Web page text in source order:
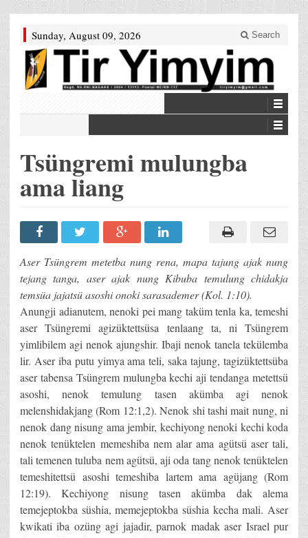
Sunday, August 09, 2026 Search
Tsüngremi mulungba
ama liang
Aser Tsüngrem metetba nung rena, mapa tajung ajak nung
tejang tanga, aser ajak nung Kibuba temulung chidakja
temsüa jajatsü asoshi onoki sarasademer (Kol. 1:10).
Anungji adianutem, nenoki pei mang taküm tenla ka, temeshi
aser Tsüngremi agizüktettsüsa tenlaang ta, ni Tsüngrem
yimlibilem agi nenok ajungshir. Ibaji nenok tanela tekülemba
lir. Aser iba putu yimya ama teli, saka tajung, tagizüktettsüba
aser tabensa Tsüngrem mulungba kechi aji tendanga metettsü
asoshi, nenok temulung tasen akümba agi nenok
melenshidakjang (Rom 12:1,2). Nenok shi tashi mait nung, ni
nenok dang nisung ama jembir, kechiyong nenoki kechi koda
nenok tenüktelen memeshiba nem alar ama agütsü aser tali,
tali temenen tuluba nem agütsü, aji oda tang nenok tenüktelen
temeshitettsü asoshi temeshiba lartem ama agüjang (Rom
12:19). Kechiyong nisung tasen akümba dak alema
temejeptokba süshia, memejeptokba süshia kecha mali. Aser
kwikati iba ozüng agi jajadir, parnok madak aser Israel pur